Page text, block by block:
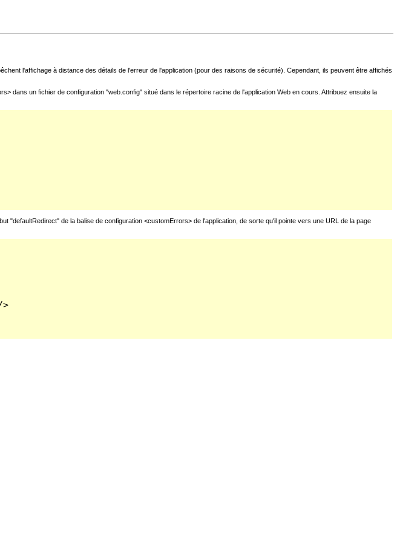
l'affichage à distance des détails de l'erreur de l'application (pour des raisons de sécurité). Cependant, ils peuvent être affichés
dans un fichier de configuration "web.config" situé dans le répertoire racine de l'application Web en cours. Attribuez ensuite la
de la balise de configuration <customErrors> de l'application, de sorte qu'il pointe vers une URL de la page
>